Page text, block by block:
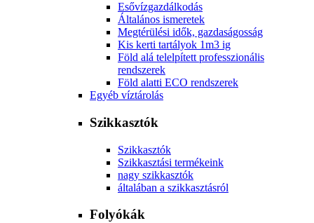
Esővízgazdálkodás
Általános ismeretek
Megtérülési idők, gazdaságosság
Kis kerti tartályok 1m3 ig
Föld alá telelpített professzionális
rendszerek
Föld alatti ECO rendszerek
Egyéb víztárolás
Szikkasztók
Szikkasztók
Szikkasztási termékeink
nagy szikkasztók
általában a szikkasztásról
Folyókák